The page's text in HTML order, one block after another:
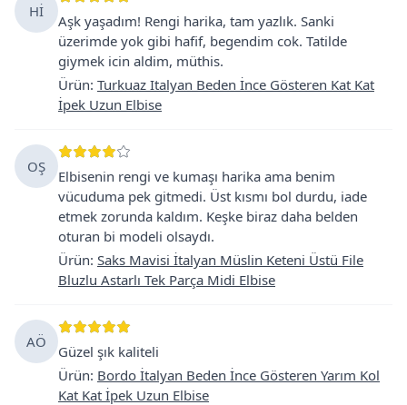
Hİ
Aşk yaşadım! Rengi harika, tam yazlık. Sanki
üzerimde yok gibi hafif, begendim cok. Tatilde
giymek icin aldim, müthis.
Ürün: Turkuaz Italyan Beden İnce Gösteren Kat Kat
İpek Uzun Elbise
OŞ
Elbisenin rengi ve kumaşı harika ama benim
vücuduma pek gitmedi. Üst kısmı bol durdu, iade
etmek zorunda kaldım. Keşke biraz daha belden
oturan bi modeli olsaydı.
Ürün: Saks Mavisi İtalyan Müslin Keteni Üstü File
Bluzlu Astarlı Tek Parça Midi Elbise
AÖ
Güzel şık kaliteli
Ürün: Bordo İtalyan Beden İnce Gösteren Yarım Kol
Kat Kat İpek Uzun Elbise